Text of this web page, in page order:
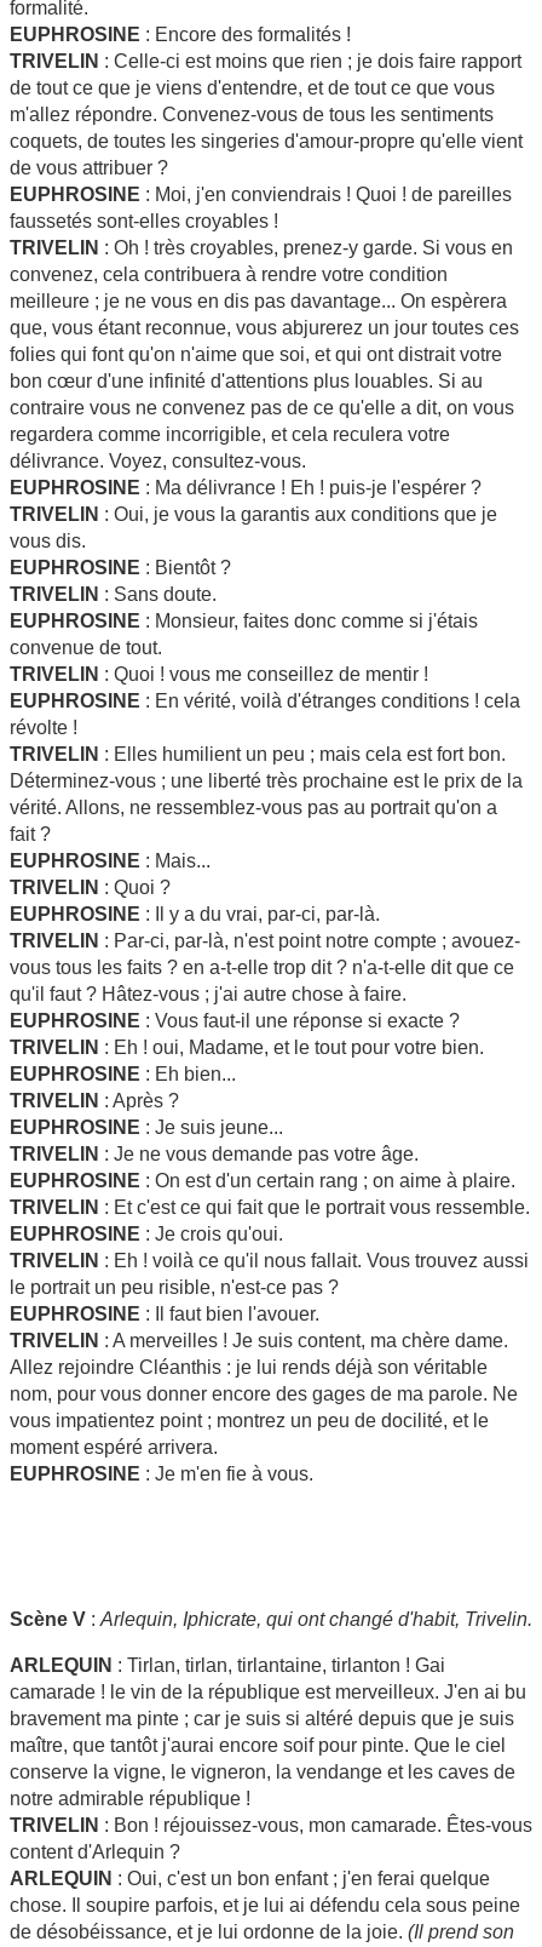
formalité.
EUPHROSINE : Encore des formalités !
TRIVELIN : Celle-ci est moins que rien ; je dois faire rapport
de tout ce que je viens d'entendre, et de tout ce que vous
m'allez répondre. Convenez-vous de tous les sentiments
coquets, de toutes les singeries d'amour-propre qu'elle vient
de vous attribuer ?
EUPHROSINE : Moi, j'en conviendrais ! Quoi ! de pareilles
faussetés sont-elles croyables !
TRIVELIN : Oh ! très croyables, prenez-y garde. Si vous en
convenez, cela contribuera à rendre votre condition
meilleure ; je ne vous en dis pas davantage... On espèrera
que, vous étant reconnue, vous abjurerez un jour toutes ces
folies qui font qu'on n'aime que soi, et qui ont distrait votre
bon cœur d'une infinité d'attentions plus louables. Si au
contraire vous ne convenez pas de ce qu'elle a dit, on vous
regardera comme incorrigible, et cela reculera votre
délivrance. Voyez, consultez-vous.
EUPHROSINE : Ma délivrance ! Eh ! puis-je l'espérer ?
TRIVELIN : Oui, je vous la garantis aux conditions que je
vous dis.
EUPHROSINE : Bientôt ?
TRIVELIN : Sans doute.
EUPHROSINE : Monsieur, faites donc comme si j'étais
convenue de tout.
TRIVELIN : Quoi ! vous me conseillez de mentir !
EUPHROSINE : En vérité, voilà d'étranges conditions ! cela
révolte !
TRIVELIN : Elles humilient un peu ; mais cela est fort bon.
Déterminez-vous ; une liberté très prochaine est le prix de la
vérité. Allons, ne ressemblez-vous pas au portrait qu'on a
fait ?
EUPHROSINE : Mais...
TRIVELIN : Quoi ?
EUPHROSINE : Il y a du vrai, par-ci, par-là.
TRIVELIN : Par-ci, par-là, n'est point notre compte ; avouez-
vous tous les faits ? en a-t-elle trop dit ? n'a-t-elle dit que ce
qu'il faut ? Hâtez-vous ; j'ai autre chose à faire.
EUPHROSINE : Vous faut-il une réponse si exacte ?
TRIVELIN : Eh ! oui, Madame, et le tout pour votre bien.
EUPHROSINE : Eh bien...
TRIVELIN : Après ?
EUPHROSINE : Je suis jeune...
TRIVELIN : Je ne vous demande pas votre âge.
EUPHROSINE : On est d'un certain rang ; on aime à plaire.
TRIVELIN : Et c'est ce qui fait que le portrait vous ressemble.
EUPHROSINE : Je crois qu'oui.
TRIVELIN : Eh ! voilà ce qu'il nous fallait. Vous trouvez aussi
le portrait un peu risible, n'est-ce pas ?
EUPHROSINE : Il faut bien l'avouer.
TRIVELIN : A merveilles ! Je suis content, ma chère dame.
Allez rejoindre Cléanthis : je lui rends déjà son véritable
nom, pour vous donner encore des gages de ma parole. Ne
vous impatientez point ; montrez un peu de docilité, et le
moment espéré arrivera.
EUPHROSINE : Je m'en fie à vous.
Scène V : Arlequin, Iphicrate, qui ont changé d'habit, Trivelin.
ARLEQUIN : Tirlan, tirlan, tirlantaine, tirlanton ! Gai
camarade ! le vin de la république est merveilleux. J'en ai bu
bravement ma pinte ; car je suis si altéré depuis que je suis
maître, que tantôt j'aurai encore soif pour pinte. Que le ciel
conserve la vigne, le vigneron, la vendange et les caves de
notre admirable république !
TRIVELIN : Bon ! réjouissez-vous, mon camarade. Êtes-vous
content d'Arlequin ?
ARLEQUIN : Oui, c'est un bon enfant ; j'en ferai quelque
chose. Il soupire parfois, et je lui ai défendu cela sous peine
de désobéissance, et je lui ordonne de la joie. (Il prend son